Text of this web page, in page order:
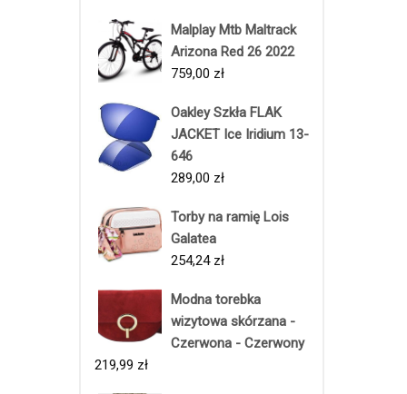
Malplay Mtb Maltrack
Arizona Red 26 2022
759,00 zł
Oakley Szkła FLAK
JACKET Ice Iridium 13-
646
289,00 zł
Torby na ramię Lois
Galatea
254,24 zł
Modna torebka
wizytowa skórzana -
Czerwona - Czerwony
219,99 zł